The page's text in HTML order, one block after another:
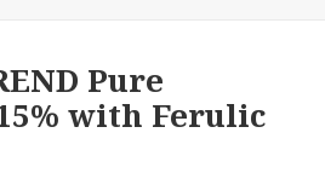
Pure
with Ferulic